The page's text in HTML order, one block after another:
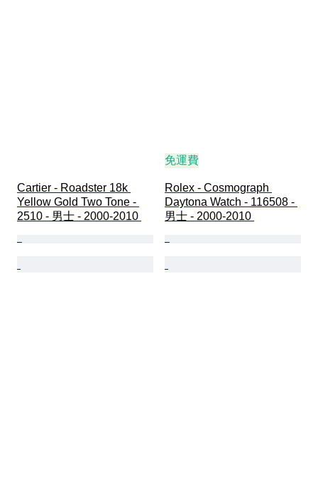
Cartier - Roadster 18k
Yellow Gold Two Tone -
2510 - 男士 - 2000-2010
免運費
Rolex - Cosmograph
Daytona Watch - 116508 -
男士 - 2000-2010